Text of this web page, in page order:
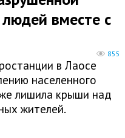
вместе с
855
в Лаосе
населенного
лишила крыши над
жителей.